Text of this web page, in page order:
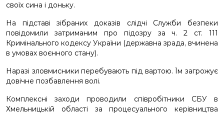
своїх сина і доньку.
На підставі зібраних доказів слідчі Служби безпеки
повідомили затриманим про підозру за ч. 2 ст. 111
Кримінального кодексу України (державна зрада, вчинена
в умовах воєнного стану).
Наразі зловмисники перебувають під вартою. Їм загрожує
довічне позбавлення волі.
Комплексні заходи проводили співробітники СБУ в
Хмельницькій області за процесуального керівництва